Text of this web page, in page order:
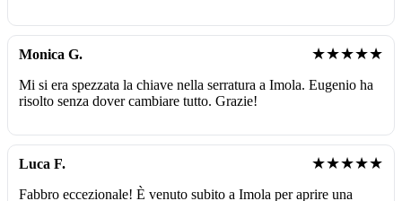
Monica G. ★★★★★
Mi si era spezzata la chiave nella serratura a Imola. Eugenio ha
risolto senza dover cambiare tutto. Grazie!
Luca F. ★★★★★
Fabbro eccezionale! È venuto subito a Imola per aprire una